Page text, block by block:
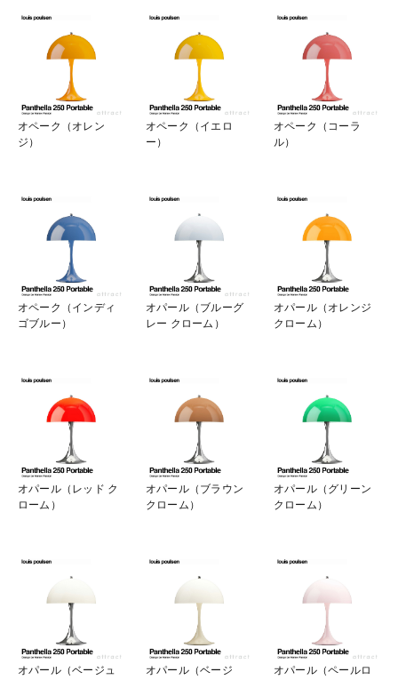
オペーク（オレン
ジ）
オペーク（イエロ
ー）
オペーク（コーラ
ル）
オペーク（インディ
ゴブルー）
オパール（ブルーグ
レー クローム）
オパール（オレンジ
クローム）
オパール（レッド ク
ローム）
オパール（ブラウン
クローム）
オパール（グリーン
クローム）
オパール（ベージュ
オパール（ベージ
オパール（ペールロ